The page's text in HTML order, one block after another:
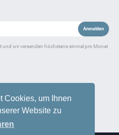
Cookies, um Ihnen
Website zu
und wir versenden höchstens einmal pro Monat